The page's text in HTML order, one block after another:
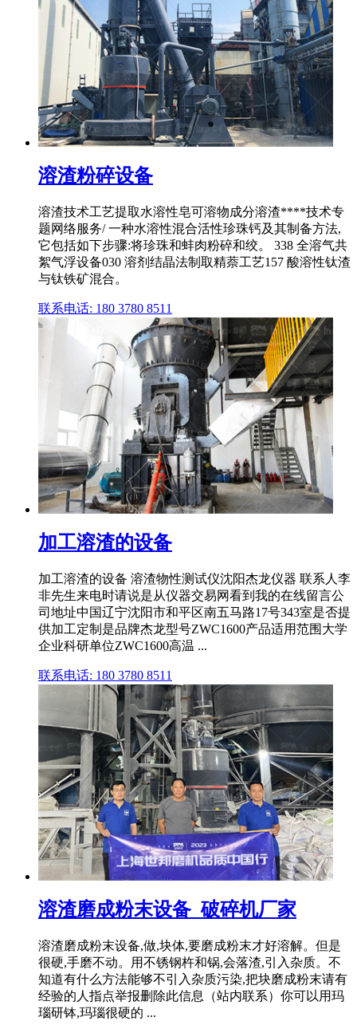
溶渣粉碎设备
溶渣技术工艺提取水溶性皂可溶物成分溶渣****技术专
题网络服务/ 一种水溶性混合活性珍珠钙及其制备方法,
它包括如下步骤:将珍珠和蚌肉粉碎和绞。 338 全溶气共
絮气浮设备030 溶剂结晶法制取精萘工艺157 酸溶性钛渣
与钛铁矿混合。
联系电话: 180 3780 8511
加工溶渣的设备
加工溶渣的设备 溶渣物性测试仪沈阳杰龙仪器 联系人李
非先生来电时请说是从仪器交易网看到我的在线留言公
司地址中国辽宁沈阳市和平区南五马路17号343室是否提
供加工定制是品牌杰龙型号ZWC1600产品适用范围大学
企业科研单位ZWC1600高温 ...
联系电话: 180 3780 8511
溶渣磨成粉末设备_破碎机厂家
溶渣磨成粉末设备,做,块体,要磨成粉末才好溶解。但是
很硬,手磨不动。用不锈钢杵和锅,会落渣,引入杂质。不
知道有什么方法能够不引入杂质污染,把块磨成粉末请有
经验的人指点举报删除此信息（站内联系）你可以用玛
瑙研钵,玛瑙很硬的 ...